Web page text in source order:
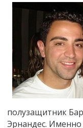
полузащитник
Эрнандес.